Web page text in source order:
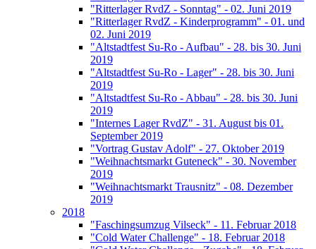
"Ritterlager RvdZ - Sonntag" - 02. Juni 2019
"Ritterlager RvdZ - Kinderprogramm" - 01. und
02. Juni 2019
"Altstadtfest Su-Ro - Aufbau" - 28. bis 30. Juni
2019
"Altstadtfest Su-Ro - Lager" - 28. bis 30. Juni
2019
"Altstadtfest Su-Ro - Abbau" - 28. bis 30. Juni
2019
"Internes Lager RvdZ" - 31. August bis 01.
September 2019
"Vortrag Gustav Adolf" - 27. Oktober 2019
"Weihnachtsmarkt Guteneck" - 30. November
2019
"Weihnachtsmarkt Trausnitz" - 08. Dezember
2019
2018
"Faschingsumzug Vilseck" - 11. Februar 2018
"Cold Water Challenge" - 18. Februar 2018